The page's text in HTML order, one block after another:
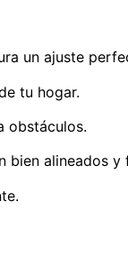
un ajuste
tu hogar.
obstáculos.
bien alineados y